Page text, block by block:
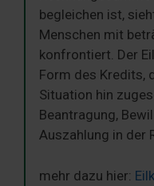
begleichen ist,
Menschen mit
konfrontiert. Der
Form des Kredits,
Situation hin
Beantragung,
Auszahlung in der
mehr dazu hier: